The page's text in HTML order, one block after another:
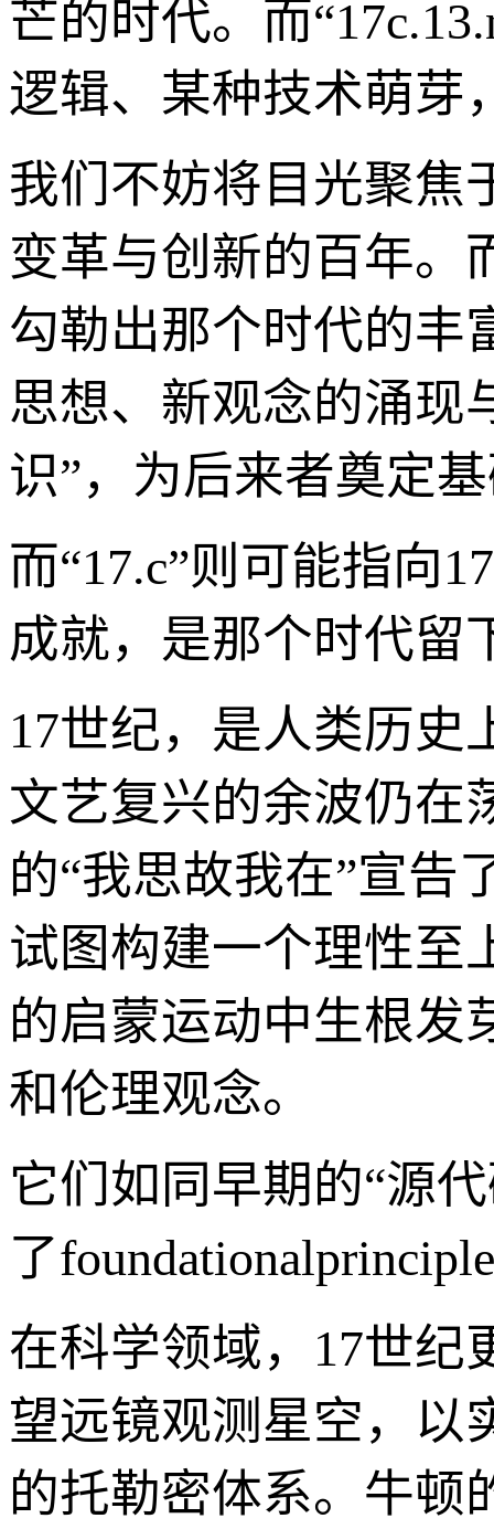
芒的时代。而
逻辑、某种技术萌芽
我们不妨将目光聚焦
变革与创新的百年。
勾勒出那个时代的丰
思想、新观念的涌现
识”，为后来者奠定
而“17.c”则可能指向
成就，是那个时代留
17世纪，是人类历史
文艺复兴的余波仍在
的“我思故我在”宣告
试图构建一个理性至
的启蒙运动中生根发
和伦理观念。
它们如同早期的“源
了
在科学领域，17世纪
望远镜观测星空，以
的托勒密体系。牛顿